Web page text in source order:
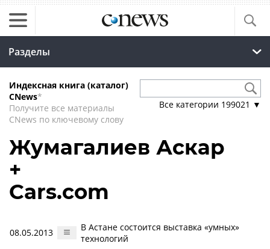
Разделы
Индексная книга (каталог)
CNews*
Получите все материалы
CNews по ключевому слову
Все категории 199021 ▼
Жумагалиев Аскар
+
Cars.com
08.05.2013
В Астане состоится выставка «умных»
технологий